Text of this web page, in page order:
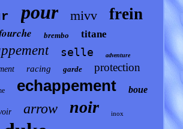
pour mivv frein
brembo titane
selle adventure
racing garde protection
echappement boue
arrow noir inox